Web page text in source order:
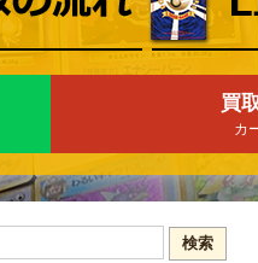
買
カ